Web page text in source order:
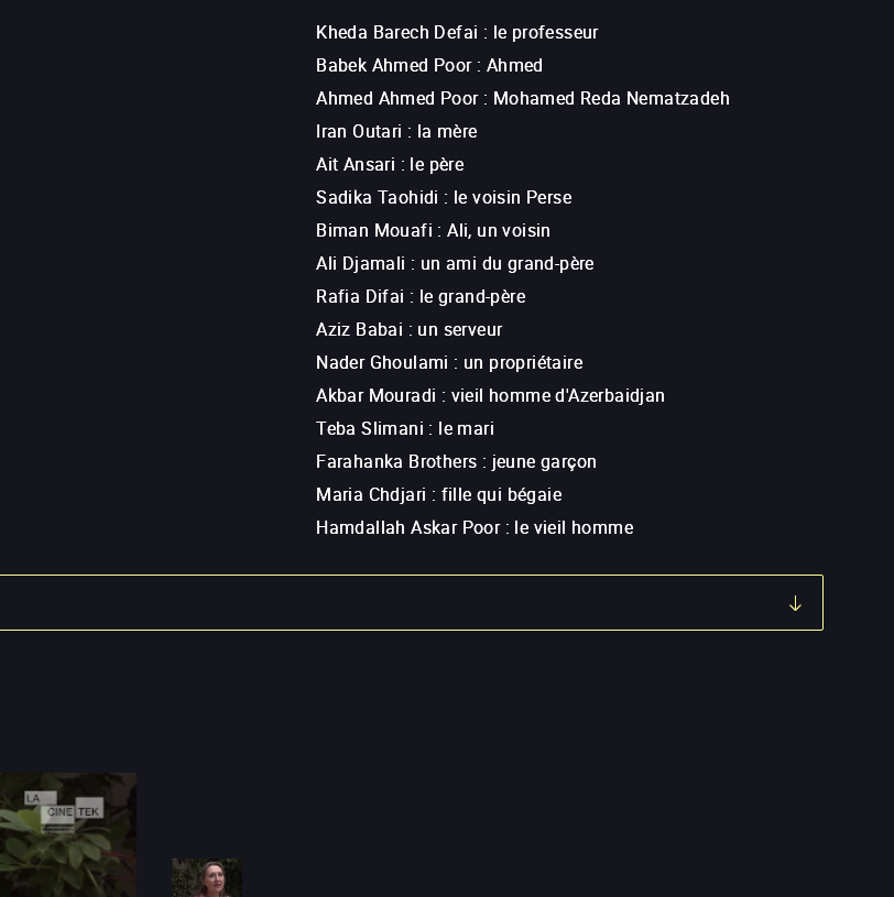
Kheda Barech Defai : le professeur
Babek Ahmed Poor: Ahmed
Ahmed Ahmed Poor: Mohamed Reda Nematzadeh
Iran Outari : la mère
Ait Ansari : le père
Sadika Taohidi : le voisin Perse
Biman Mouafi :Ali, un voisin
Ali Djamali : un ami du grand-père
Rafia Difai : le grand-père
Aziz Babai : un serveur
Nader Ghoulami : un propriétaire
Akbar Mouradi : vieil homme d'Azerbaidjan
Teba Slimani : le mari
Farahanka Brothers : jeune garçon
Maria Chdjari : fille qui bégaie
Hamdallah Askar Poor: le vieil homme